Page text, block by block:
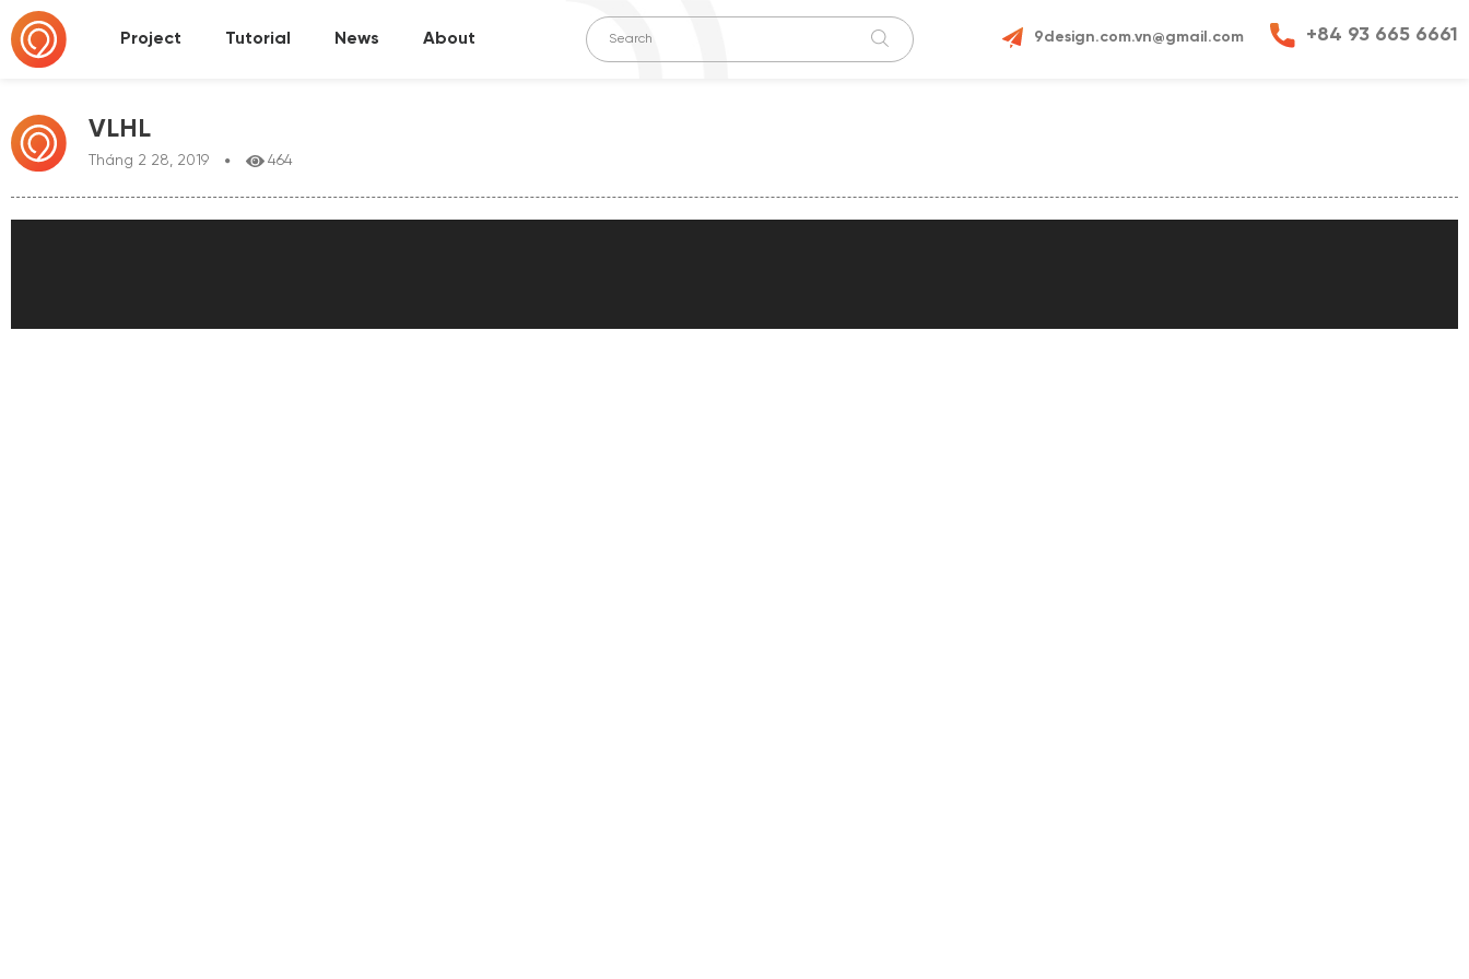
Project Tutorial News About 9design.com.vn@gmail.com +84 93 665 6661
VLHL
Tháng 2 28, 2019 464